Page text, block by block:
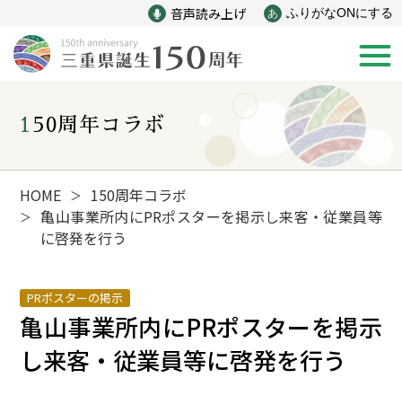
音声読み上げ あ ふりがなONにする
新着情報
みえ150年の歩み
災害
産業
インフラ 偉人
150周年コラボ
HOME ＞ 150周年コラボ
＞
亀山事業所内にPRポスターを掲示し来客・従業員等
に啓発を行う
PRポスターの掲示
亀山事業所内にPRポスターを掲示
し来客・従業員等に啓発を行う